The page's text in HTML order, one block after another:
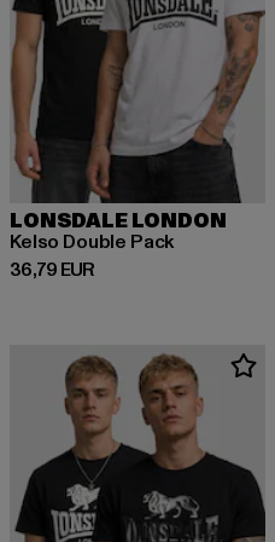
LONSDALE LONDON
Kelso Double Pack
36,79 EUR
Derzeitiger Preis: 36,79 EUR